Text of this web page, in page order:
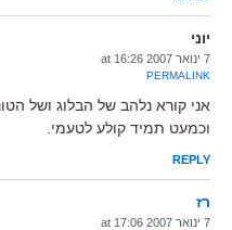
יוני
7 ינואר 2007 at 16:26
PERMALINK
אני קורא נלהב של הבלוג ושל
וכמעט תמיד קולע לטעמי.
REPLY
רז
7 ינואר 2007 at 17:06